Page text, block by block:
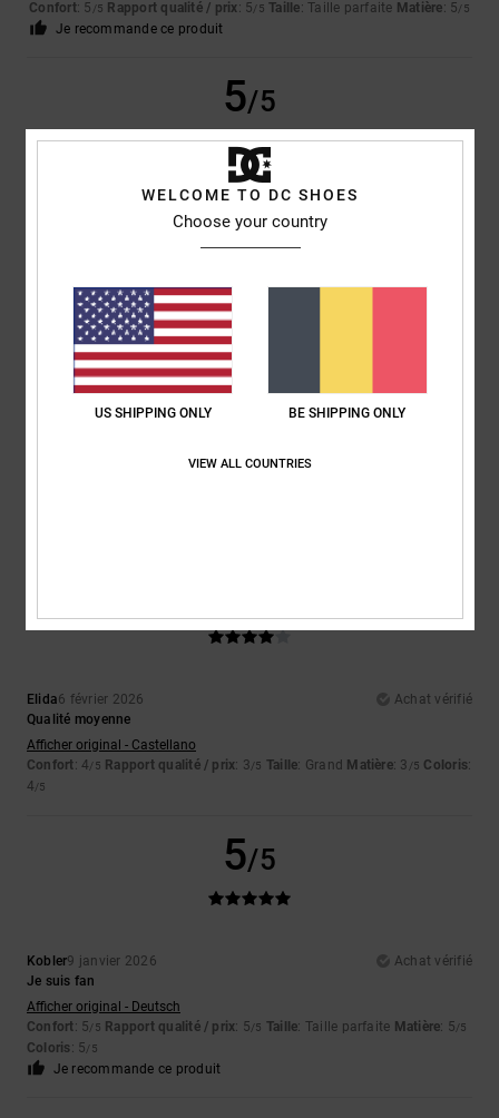
Confort: 5 /5 Rapport qualité / prix: 5/5 Taille: Taille parfaite Matière: 5/5
Je recommande ce produit
5/5
17 février 2026
4
Elida6 février 2026
Achat vérifié
Qualité moyenne
Afficher original - Castellano
Confort: 4/5 Rapport qualité / prix: 3/5 Taille: Grand Matière: 3 /5 Coloris:
4/5
5/5
Kobler9 janvier 2026
Achat vérifié
Je suis fan
Afficher original - Deutsch
Confort: 5/5 Rapport qualité / prix: 5/5 Taille: Taille parfaite Matière: 5/5
Coloris: 5/5
Je recommande ce produit
WELCOME TO DC SHOES
Choose your country
US SHIPPING ONLY BE SHIPPING ONLY
VIEW ALL COUNTRIES